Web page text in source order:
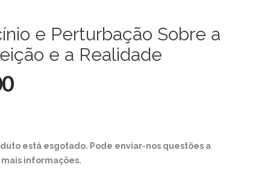
e Perturbação Sobre a
e a Realidade
está esgotado. Pode enviar-nos questões a
informações.